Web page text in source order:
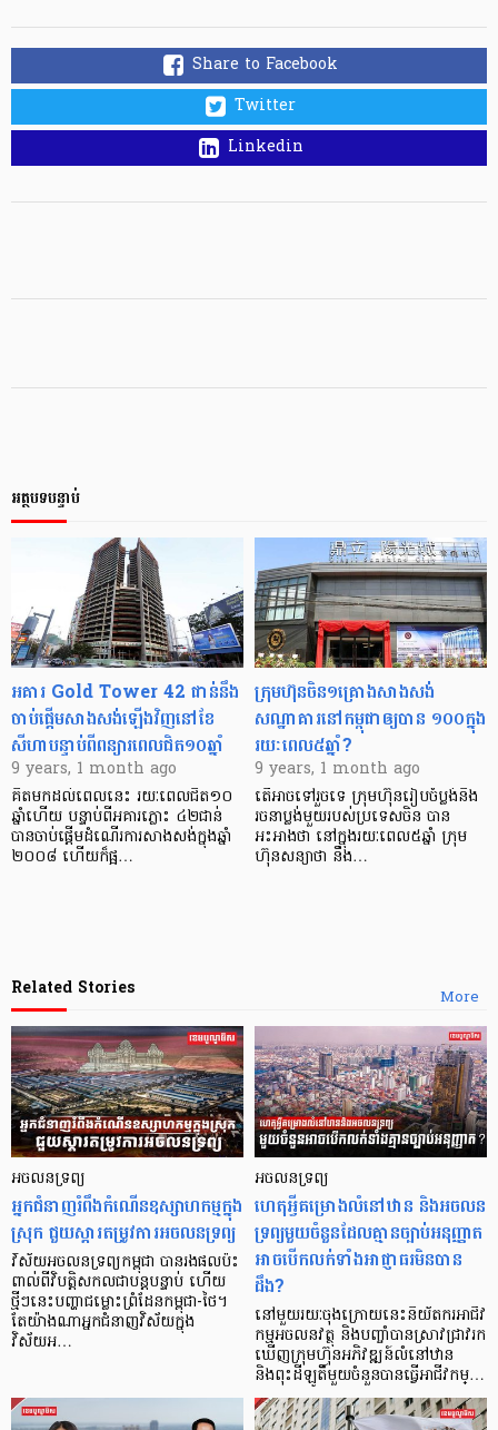
Share to Facebook
Twitter
Linkedin
អត្ថបទបន្ទាប់
អគារ Gold Tower 42 ជាន់​នឹង​
ចាប់​ផ្តើម​សាងសង់​ឡើង​វិញ​នៅ​ខែ​
សីហា​បន្ទាប់​ពី​ពន្យារ​ពេល​ជិត​១០ឆ្នាំ
9 years, 1 month ago
គិត​មក​ដល់​ពេល​នេះ រយៈពេល​ជិត​១០​
ឆ្នាំ​ហើយ បន្ទាប់​ពី​អគារ​ភ្លោះ ៤២​ជាន់
បាន​ចាប់​ផ្តើម​ដំណើរការ​សាងសង់​ក្នុង​ឆ្នាំ​
២០០៨ ហើយ​ក៏​ផ្អ…
ក្រុមហ៊ុន​ចិន​១​គ្រោង​សាងសង់​
សណ្ឋាគារ​នៅ​កម្ពុជា​ឲ្យ​បាន ១០០​ក្នុង​
រយៈពេល​៥​ឆ្នាំ?
9 years, 1 month ago
តើ​អាច​ទៅ​រួច​ទេ ក្រុមហ៊ុន​រៀបចំ​ប្លង់​និង​
រចនា​ប្លង់​មួយ​របស់​ប្រទេស​ចិន បាន
អះអាងថា នៅ​ក្នុង​រយៈពេល​៥​ឆ្នាំ ក្រុម
ហ៊ុន​សន្យា​ថា នឹង​…
More
Related Stories
អចលនទ្រព្យ
អ្នកជំនាញរំពឹងកំណើនឧស្សាហកម្មក្នុង
ស្រុក ជួយស្តារតម្រូវការអចលនទ្រព្យ
វិស័យអចលនទ្រព្យកម្ពុជា បានរងផលប៉ះ
ពាល់ពីវិបត្តិសកលជាបន្តបន្ទាប់ ហើយ
ថ្មីៗនេះបញ្ហាជម្លោះព្រំដែនកម្ពុជា-ថៃ។
តែយ៉ាងណាអ្នកជំនាញវិស័យក្នុង
វិស័យអ…
អចលនទ្រព្យ
ហេតុអ្វីគម្រោងលំនៅឋាន និងអចលន
ទ្រព្យមួយចំនួនដែលគ្មានច្បាប់អនុញ្ញាត
អាចបើកលក់ទាំងអាជ្ញាធរមិនបាន
ដឹង?
នៅមួយរយៈចុងក្រោយនេះនិយ័តករអាជីវ
កម្មអចលនវត្ថុ និងបញ្ចាំបានស្រាវជ្រាវរក
ឃើញក្រុមហ៊ុនអភិវឌ្ឍន៍លំនៅឋាន
និងពុះដីឡូតិ៍មួយចំនួនបានធ្វើអាជីវកម្…